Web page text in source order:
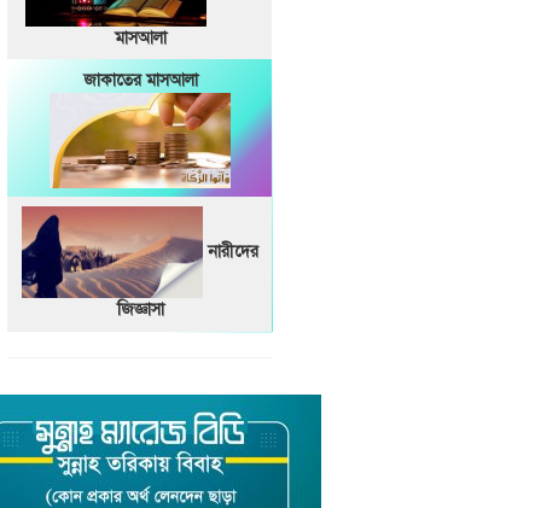
মাসআলা
জাকাতের মাসআলা
নারীদের
জিজ্ঞাসা